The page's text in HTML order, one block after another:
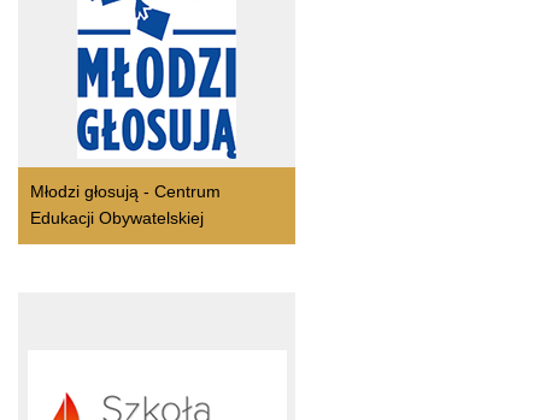
Młodzi głosują - Centrum
Edukacji Obywatelskiej